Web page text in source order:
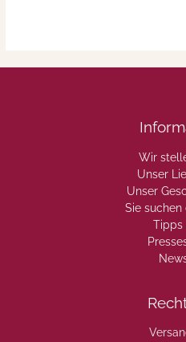
Wir
Unser
Unser
Sie suchen
Tipps